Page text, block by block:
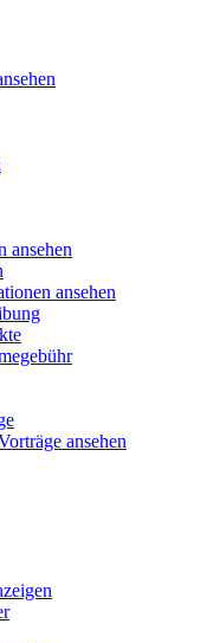
ansehen
ansehen
ansehen